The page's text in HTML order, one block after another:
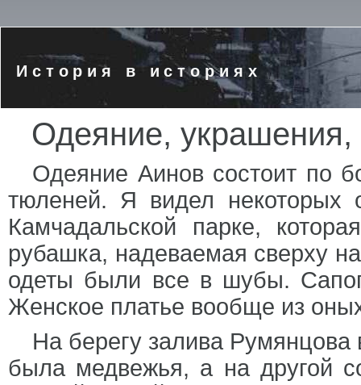
История в историях
Одеяние,
Одеяние Аинов состоит по
тюленей. Я видел некоторых
Камчадальской парке,
рубашка, надеваемая сверху
одеты были все в шубы.
Женское платье вообще из
На берегу залива
была медвежья, а на другой